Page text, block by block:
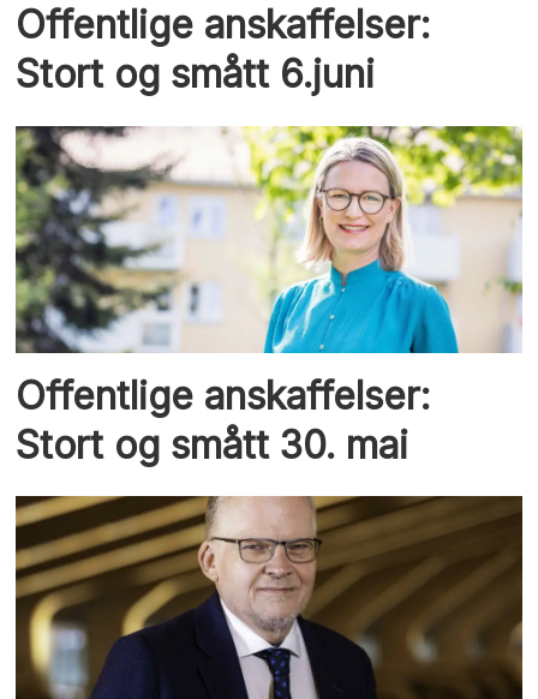
Offentlige anskaffelser:
Stort og smått 6.juni
Offentlige anskaffelser:
Stort og smått 30. mai